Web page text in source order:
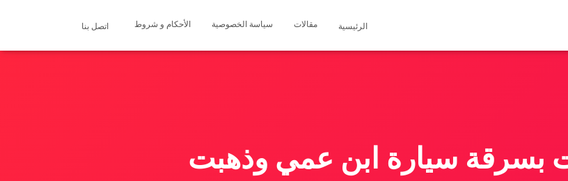
الرئيسية مقالات سياسة الخصوصية الأحكام و شروط اتصل بنا
بسرقة سيارة ابن عمي وذهبت